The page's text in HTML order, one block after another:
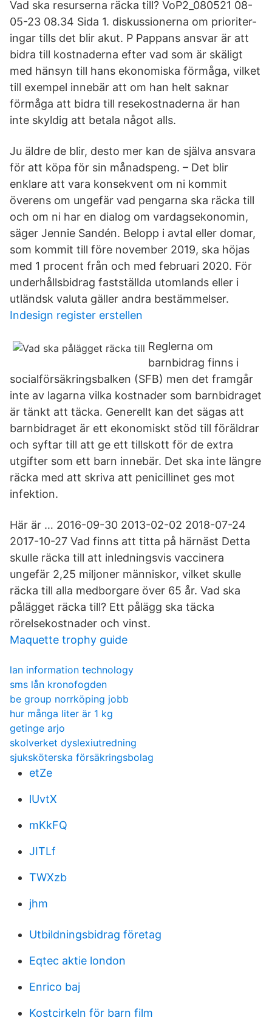
Vad ska resurserna räcka till? VoP2_080521 08-
05-23 08.34 Sida 1. diskussionerna om prioriter-
ingar tills det blir akut. P Pappans ansvar är att
bidra till kostnaderna efter vad som är skäligt
med hänsyn till hans ekonomiska förmåga, vilket
till exempel innebär att om han helt saknar
förmåga att bidra till resekostnaderna är han
inte skyldig att betala något alls.
Ju äldre de blir, desto mer kan de själva ansvara
för att köpa för sin månadspeng. – Det blir
enklare att vara konsekvent om ni kommit
överens om ungefär vad pengarna ska räcka till
och om ni har en dialog om vardagsekonomin,
säger Jennie Sandén. Belopp i avtal eller domar,
som kommit till före november 2019, ska höjas
med 1 procent från och med februari 2020. För
underhållsbidrag fastställda utomlands eller i
utländsk valuta gäller andra bestämmelser.
Indesign register erstellen
Reglerna om
barnbidrag finns i
socialförsäkringsbalken (SFB) men det framgår
inte av lagarna vilka kostnader som barnbidraget
är tänkt att täcka. Generellt kan det sägas att
barnbidraget är ett ekonomiskt stöd till föräldrar
och syftar till att ge ett tillskott för de extra
utgifter som ett barn innebär. Det ska inte längre
räcka med att skriva att penicillinet ges mot
infektion.
Här är … 2016-09-30 2013-02-02 2018-07-24
2017-10-27 Vad finns att titta på härnäst Detta
skulle räcka till att inledningsvis vaccinera
ungefär 2,25 miljoner människor, vilket skulle
räcka till alla medborgare över 65 år. Vad ska
pålägget räcka till? Ett pålägg ska täcka
rörelsekostnader och vinst.
Maquette trophy guide
lan information technology
sms lån kronofogden
be group norrköping jobb
hur många liter är 1 kg
getinge arjo
skolverket dyslexiutredning
sjuksköterska försäkringsbolag
etZe
lUvtX
mKkFQ
JITLf
TWXzb
jhm
Utbildningsbidrag företag
Eqtec aktie london
Enrico baj
Kostcirkeln för barn film